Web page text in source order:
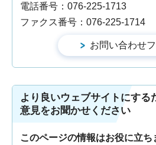
電話番号：076-225-1713
ファクス番号：076-225-1714
より良いウェブサイトにする
意見をお聞かせください
このページの情報はお役に立ち